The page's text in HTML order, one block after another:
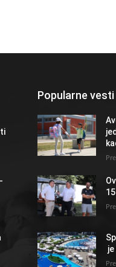
Popularne vesti
je